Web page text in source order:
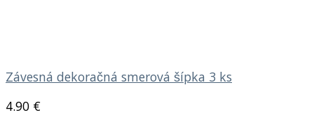
Závesná dekoračná smerová šípka 3 ks
4.90 €